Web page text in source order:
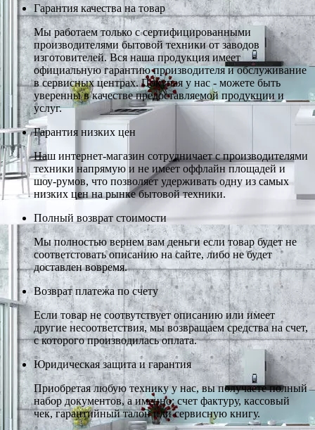
Гарантия качества на товар
Мы работаем только с сертифицированными
производителями бытовой техники от заводов
изготовителей. Вся наша продукция имеет
официальную гарантию производителя и обслуживание
в сервисных центрах. Покупая у нас - можете быть
уверенны в качестве предоставляемой продукции и
услуг.
Гарантия низких цен
Наш интернет-магазин сотрудничает с производителями
техники напрямую и не имеет оффлайн площадей и
шоу-румов, что позволяет удерживать одну из самых
низких цен на рынке бытовой техники.
Полный возврат стоимости
Мы полностью вернем вам деньги если товар будет не
соответстовать описанию на сайте, либо не будет
доставлен вовремя.
Возврат платежа по счету
Если товар не соотвутствует описанию или имеет
другие несоответствия, мы возвращаем средства на счет,
с которого производилась оплата.
Юридическая защита и гарантия
Приобретая любую технику у нас, вы получаете полный
набор документов, а именно: счет фактуру, кассовый
чек, гарантийный талон или сервисную книгу.